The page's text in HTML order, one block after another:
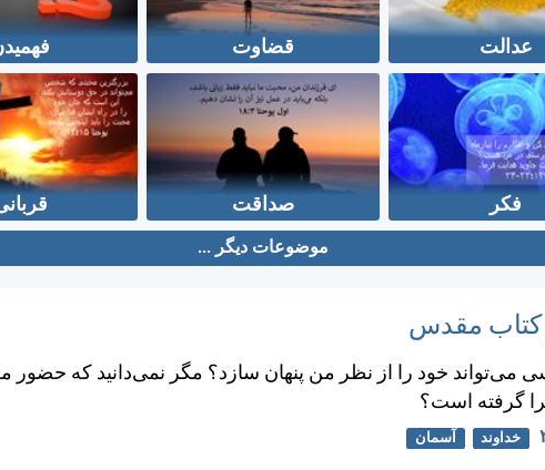
عدالت قضاوت
فکر صداقت
موضوعات دیگر ...
کتاب مقدس
می‌تواند خود را از نظر من پنهان سازد؟ مگر نمی‌دانيد كه حضور
گرفته است؟
خداوند آسمان